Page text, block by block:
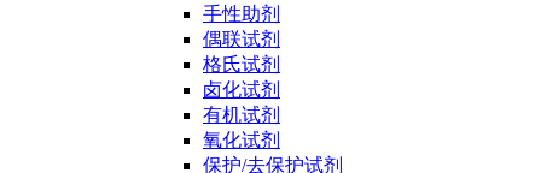
手性助剂
偶联试剂
格氏试剂
卤化试剂
有机试剂
氧化试剂
保护/去保护试剂